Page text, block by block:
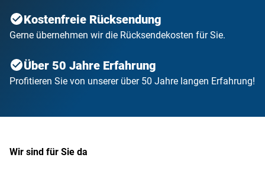
Kostenfreie Rücksendung
Gerne übernehmen wir die Rücksendekosten für Sie.
Über 50 Jahre Erfahrung
Profitieren Sie von unserer über 50 Jahre langen Erfahrung!
Wir sind für Sie da